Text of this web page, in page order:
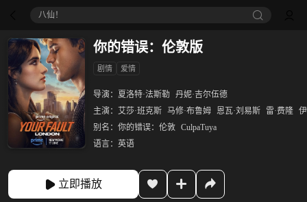
八仙！
你的错误：伦敦版
剧情 爱情
导演： 夏洛特·法斯勒 丹妮·吉尔伍德
主演： 艾莎·班克斯 马修·布鲁姆 恩瓦·刘易斯 雷·费隆
别名： 你的错误：伦敦 CulpaTuya
语言： 英语
立即播放